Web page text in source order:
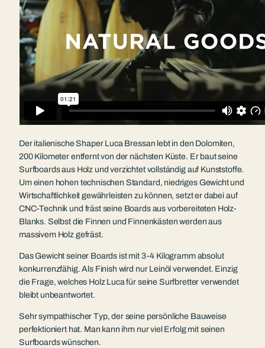
Der italienische Shaper Luca Bressan lebt in den Dolomiten,
200 Kilometer entfernt von der nächsten Küste. Er baut seine
Surfboards aus Holz und verzichtet vollständig auf Kunststoffe.
Um einen hohen technischen Standard, niedriges Gewicht und
Wirtschaftlichkeit gewährleisten zu können, setzt er dabei auf
CNC-Technik und fräst seine Boards aus vorbereiteten Holz-
Blanks. Selbst die Finnen und Finnenkästen werden aus
massivem Holz gefräst.
Das Gewicht seiner Boards ist mit 3-4 Kilogramm absolut
konkurrenzfähig. Als Finish wird nur Leinöl verwendet. Einzig
die Frage, welches Holz Luca für seine Surfbretter verwendet
bleibt unbeantwortet.
Sehr sympathischer Typ, der seine persönliche Bauweise
perfektioniert hat. Man kann ihm nur viel Erfolg mit seinen
Surfboards wünschen.